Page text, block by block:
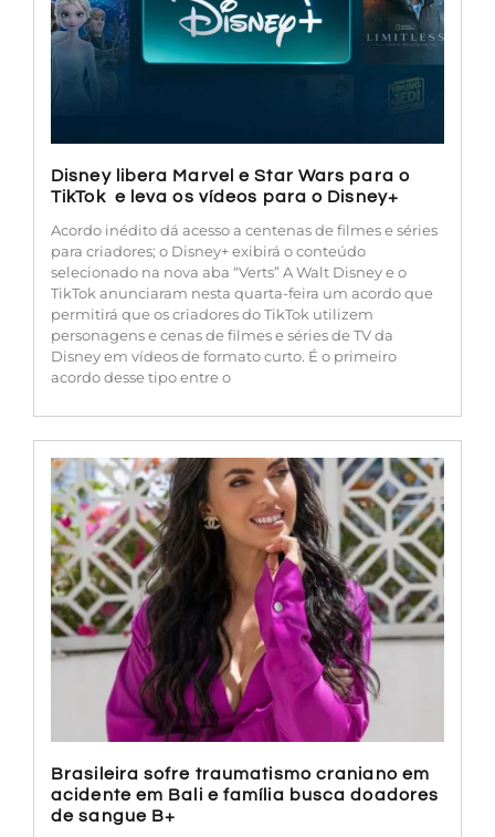
Disney libera Marvel e Star Wars para o
TikTok e leva os vídeos para o Disney+
Acordo inédito dá acesso a centenas de filmes e séries
para criadores; o Disney+ exibirá o conteúdo
selecionado na nova aba “Verts” A Walt Disney e o
TikTok anunciaram nesta quarta-feira um acordo que
permitirá que os criadores do TikTok utilizem
personagens e cenas de filmes e séries de TV da
Disney em vídeos de formato curto. É o primeiro
acordo desse tipo entre o
Brasileira sofre traumatismo craniano em
acidente em Bali e família busca doadores
de sangue B+